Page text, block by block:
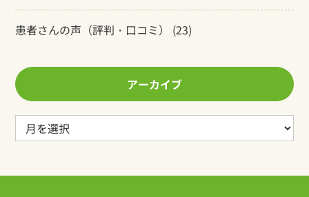
患者さんの声（評判・口コミ） (23)
アーカイブ
ー